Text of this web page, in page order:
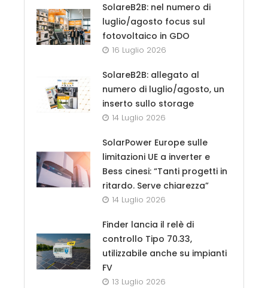
SolareB2B: nel numero di
luglio/agosto focus sul
fotovoltaico in GDO
16 Luglio 2026
SolareB2B: allegato al
numero di luglio/agosto, un
inserto sullo storage
14 Luglio 2026
SolarPower Europe sulle
limitazioni UE a inverter e
Bess cinesi: “Tanti progetti in
ritardo. Serve chiarezza”
14 Luglio 2026
Finder lancia il relè di
controllo Tipo 70.33,
utilizzabile anche su impianti
FV
13 Luglio 2026